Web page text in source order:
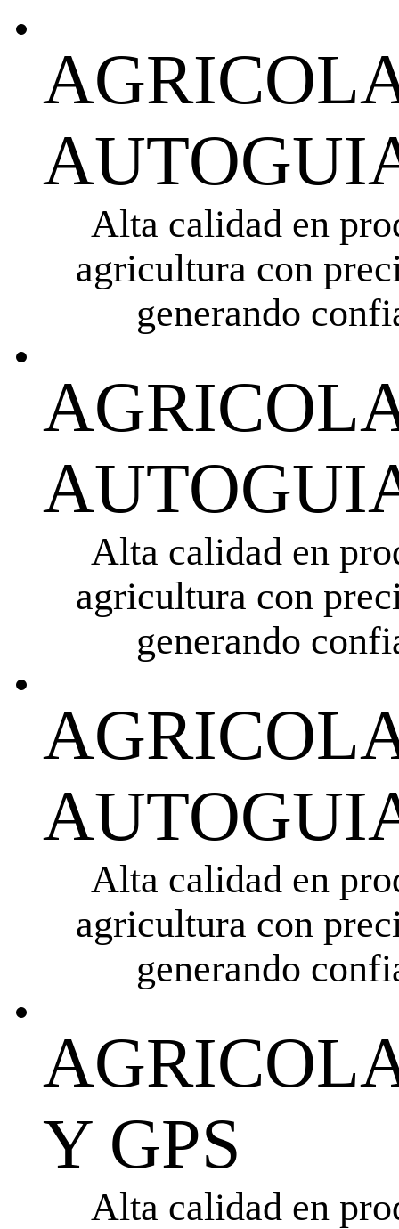
Alta calidad en
agricultura con
generando
Alta calidad en
agricultura con
generando
Alta calidad en
agricultura con
generando
Y GPS
Alta calidad en